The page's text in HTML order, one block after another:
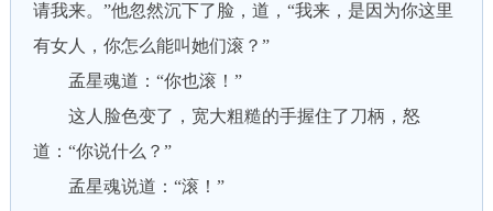
请我来。”他忽然沉下了脸，道，“我来，是因为你这里
有女人，你怎么能叫她们滚？”
孟星魂道：“你也滚！”
这人脸色变了，宽大粗糙的手握住了刀柄，怒
道：“你说什么？”
孟星魂说道：“滚！”